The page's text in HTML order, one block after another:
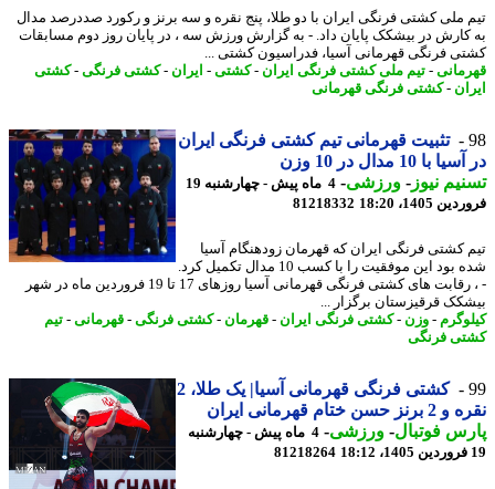
ملی کشتی فرنگی ایران با دو طلا، پنج نقره و سه برنز و رکورد صددرصد مدال
در بیشکک پایان داد. - به گزارش ورزش سه ، در پایان روز دوم مسابقات
فرنگی قهرمانی آسیا، فدراسیون کشتی ...
-تیم ملی کشتی فرنگی ایران - کشتی-ایران - کشتی فرنگی -کشتی
- کشتی فرنگی قهرمانی
تثبیت قهرمانی تیم کشتی فرنگی ایران
10 مدال در 10 وزن
نیوز-ورزشی-
4 ماه پیش - چهارشنبه 19
1405، 18:20
81218332
کشتی فرنگی ایران که قهرمان زودهنگام آسیا
شده بود این موفقیت را با کسب 10 مدال تکمیل کرد.
- ، رقابت های کشتی فرنگی قهرمانی آسیا روزهای 17 تا 19 فروردین ماه در شهر
قرقیزستان برگزار ...
-وزن - کشتی فرنگی ایران - قهرمان -کشتی فرنگی -قهرمانی-تیم
فرنگی
کشتی فرنگی قهرمانی آسیا| یک طلا، 2
ختام قهرمانی ایران
فوتبال-ورزشی-
4 ماه پیش - چهارشنبه
81218264